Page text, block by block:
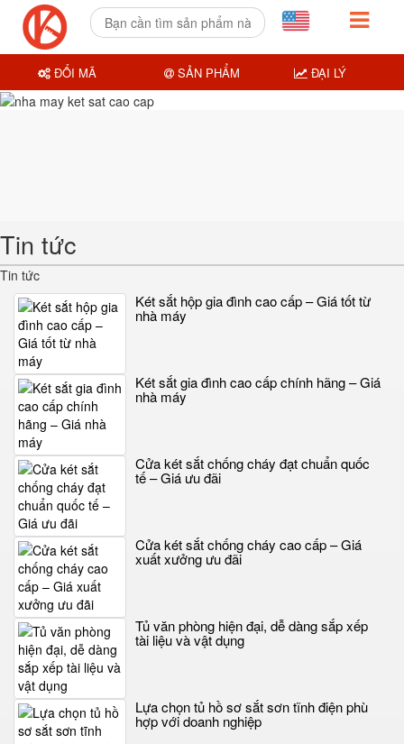
Tin tức
Tin tức
Két sắt hộp gia đình cao cấp – Giá tốt từ
nhà máy
Két sắt gia đình cao cấp chính hãng – Giá
nhà máy
Cửa két sắt chống cháy đạt chuẩn quốc
tế – Giá ưu đãi
Cửa két sắt chống cháy cao cấp – Giá
xuất xưởng ưu đãi
Tủ văn phòng hiện đại, dễ dàng sắp xếp
tài liệu và vật dụng
Lựa chọn tủ hồ sơ sắt sơn tĩnh điện phù
hợp với doanh nghiệp
ĐỔI MÃ SẢN PHẨM ĐẠI LÝ